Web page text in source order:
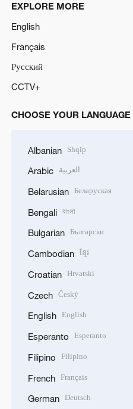
EXPLORE MORE
English
Français
Русский
CCTV+
CHOOSE YOUR LANGUAGE
Albanian Shqip
Arabic العربية
Belarusian Беларуская
Bengali বাংলা
Bulgarian Български
Cambodian ខ្មែរ
Croatian Hrvatski
Czech Český
English English
Esperanto Esperanto
Filipino Filipino
French Français
German Deutsch